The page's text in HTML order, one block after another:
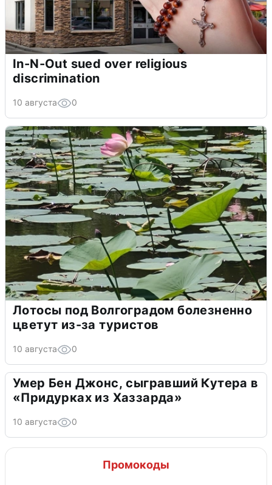
In-N-Out sued over religious
discrimination
10 августа 0
Лотосы под Волгоградом болезненно
цветут из-за туристов
10 августа 0
Умер Бен Джонс, сыгравший Кутера в
«Придурках из Хаззарда»
10 августа 0
Промокоды